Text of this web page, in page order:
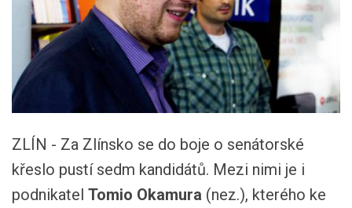
ZLÍN - Za Zlínsko se do boje o senátorské
křeslo pustí sedm kandidátů. Mezi nimi je i
podnikatel Tomio Okamura (nez.), kterého ke